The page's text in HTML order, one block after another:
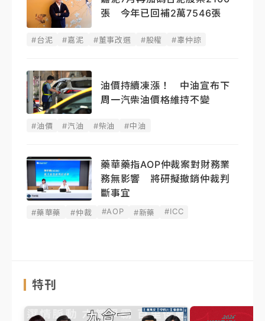
張 今年已回補2萬7546張
#台泥 #嘉泥 #董事改選 #股權 #辜仲諒
油價持續凍漲！ 中油宣布下
周一汽柴油價格維持不變
#油價 #汽油 #柴油 #中油
藥華藥指AOP仲裁案對財務業
務無影響 將研擬撤銷仲裁判
斷事宜
#藥華藥 #仲裁 #AOP #新藥 #ICC
特刊